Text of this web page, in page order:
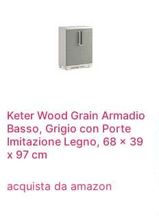
Keter Wood Grain Armadio
Basso, Grigio con Porte
Imitazione Legno, 68 x 39
x 97 cm
acquista da amazon